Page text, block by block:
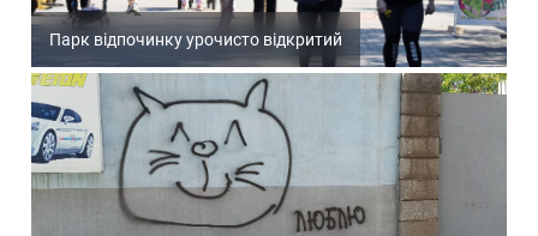
Парк відпочинку урочисто відкритий